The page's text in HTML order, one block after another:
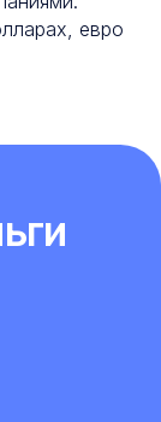
евро